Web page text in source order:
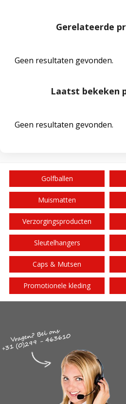
Gerelateerde
Geen resultaten gevonden.
Laatst bekeken
Geen resultaten gevonden.
Golfballen
Muismatten
Verzorgingsproducten
Sleutelhangers
Caps & Mutsen
Promotionele kleding